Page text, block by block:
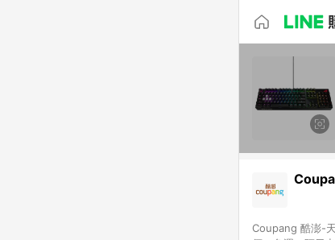
Coupang 酷澎-